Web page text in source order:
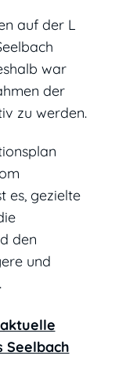
auf der L
war
der
zu werden.
es, gezielte
den
und
aktuelle
Seelbach